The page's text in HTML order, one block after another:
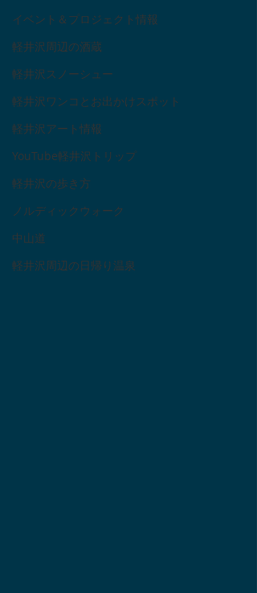
イベント＆プロジェクト情報
軽井沢周辺の酒蔵
軽井沢スノーシュー
軽井沢ワンコとお出かけスポット
軽井沢アート情報
YouTube軽井沢トリップ
軽井沢の歩き方
ノルディックウォーク
中山道
軽井沢周辺の日帰り温泉